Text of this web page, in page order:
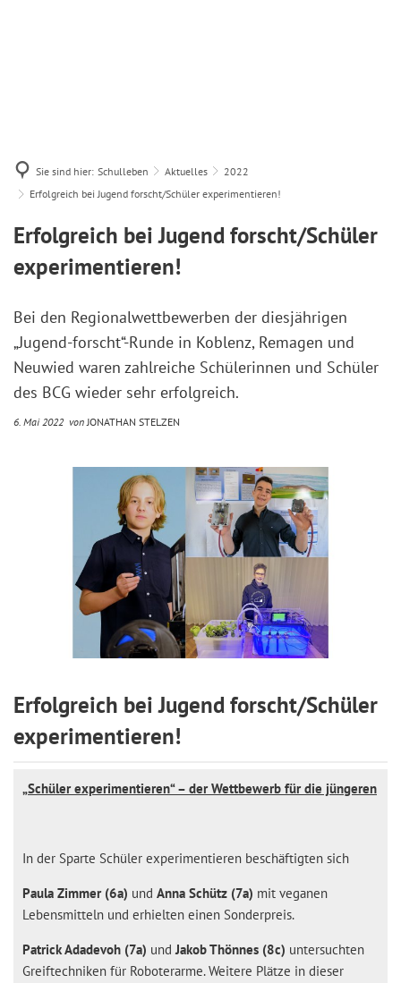
Sie sind hier: Schulleben Aktuelles
2022
Erfolgreich bei Jugend forscht/Schüler experimentieren!
Erfolgreich bei Jugend forscht/Schüler
experimentieren!
Bei den Regionalwettbewerben der diesjährigen
„Jugend-forscht“-Runde in Koblenz, Remagen und
Neuwied waren zahlreiche Schülerinnen und Schüler
des BCG wieder sehr erfolgreich.
6. Mai 2022 vonJONATHAN STELZEN
Erfolgreich bei Jugend forscht/Schüler
experimentieren!
„Schüler experimentieren“ – der Wettbewerb für die jüngeren
In der Sparte Schüler experimentieren beschäftigten sich
Paula Zimmer (6a) und Anna Schütz (7a) mit veganen
Lebensmitteln und erhielten einen Sonderpreis.
Patrick Adadevoh (7a) undJakob Thönnes (8c) untersuchten
Greiftechniken für Roboterarme. Weitere Plätze in dieser